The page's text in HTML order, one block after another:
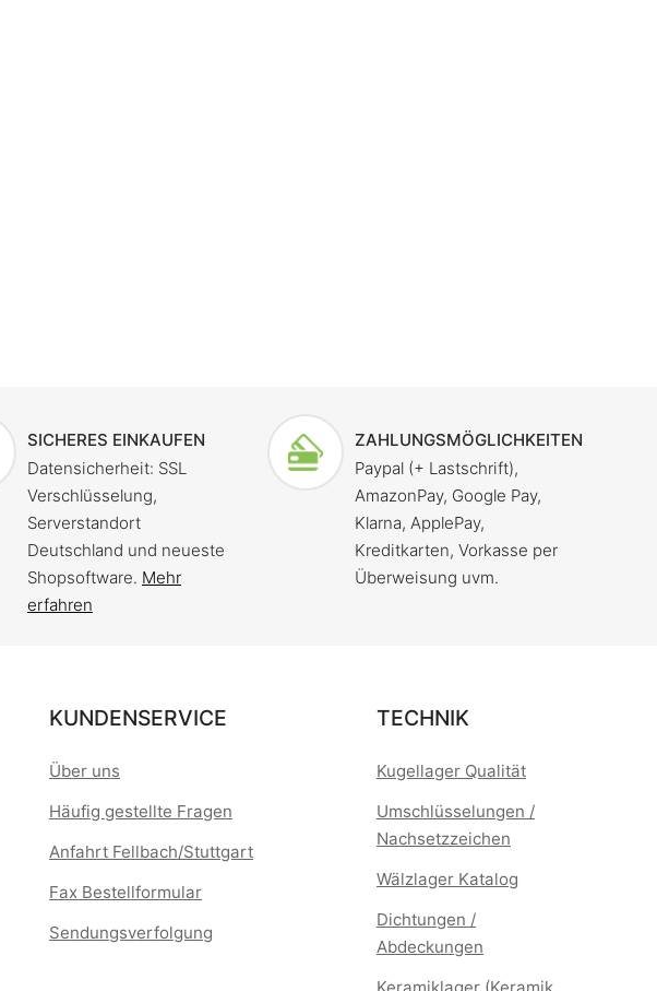
SICHERES EINKAUFEN
Datensicherheit: SSL
Verschlüsselung,
Serverstandort
Deutschland und neueste
Shopsoftware. Mehr
erfahren
ZAHLUNGSMÖGLICHKEITEN
Paypal (+ Lastschrift),
AmazonPay, Google Pay,
Klarna, ApplePay,
Kreditkarten, Vorkasse per
Überweisung uvm.
KUNDENSERVICE
Über uns
Häufig gestellte Fragen
Anfahrt Fellbach/Stuttgart
Fax Bestellformular
Sendungsverfolgung
TECHNIK
Kugellager Qualität
Umschlüsselungen /
Nachsetzzeichen
Wälzlager Katalog
Dichtungen /
Abdeckungen